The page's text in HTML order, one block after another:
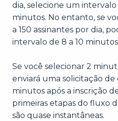
dia, selecione um
minutos. No entanto, se
a 150 assinantes por dia,
intervalo de 8 a 10
Se você selecionar 2
enviará uma solicitação de
minutos após a inscrição
primeiras etapas do fluxo
são quase instantâneas.